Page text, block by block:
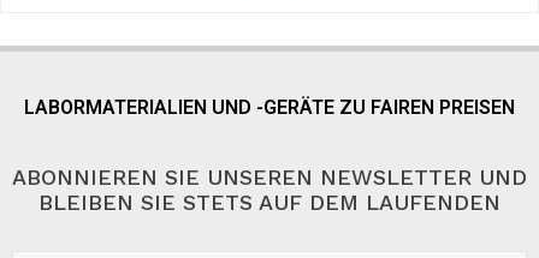
LABORMATERIALIEN UND -GERÄTE ZU FAIREN PREISEN
ABONNIEREN SIE UNSEREN NEWSLETTER UND
BLEIBEN SIE STETS AUF DEM LAUFENDEN